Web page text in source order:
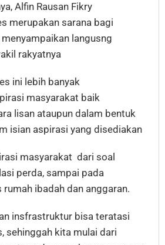
Alfin Rausan Fikry
merupakan sarana bagi
langusng
rakyatnya
ini lebih banyak
masyarakat baik
lisan ataupun dalam bentuk
isian aspirasi yang disediakan
masyarakat dari soal
perda, sampai pada
ibadah dan anggaran.
insfrastruktur bisa teratasi
sehinggah kita mulai dari